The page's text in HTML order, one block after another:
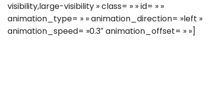
visibility,large-visibility » class= » » id= » »
animation_type= » » animation_direction= »left »
animation_speed= »0.3″ animation_offset= » »]